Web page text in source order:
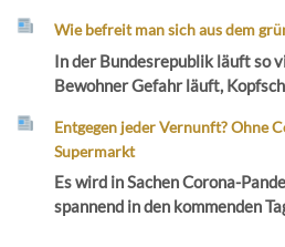
Wie befreit man sich aus dem
In der Bundesrepublik läuft so
Bewohner Gefahr läuft,
Entgegen jeder Vernunft? Ohne
Supermarkt
Es wird in Sachen Corona-
spannend in den kommenden